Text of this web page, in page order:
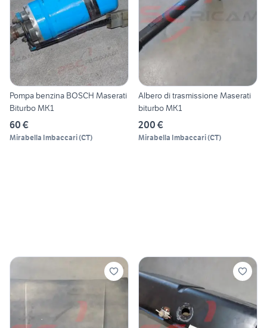
Pompa benzina BOSCH Maserati
Biturbo MK1
60 €
Mirabella Imbaccari(CT)
Albero di trasmissione Maserati
biturbo MK1
200 €
Mirabella Imbaccari(CT)